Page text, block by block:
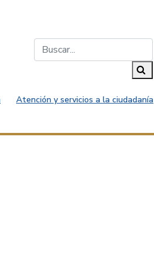
Atención y servicios a la ciudadanía